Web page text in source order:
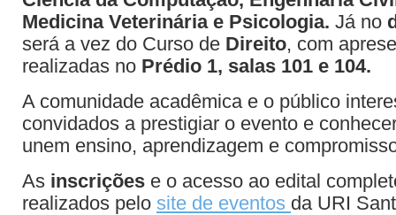
Medicina Veterinária e Psicologia. Já no
será a vez do Curso de Direito, com
realizadas no Prédio 1, salas 101 e 104.
A comunidade acadêmica e o público
convidados a prestigiar o evento e
unem ensino, aprendizagem e
As inscrições e o acesso ao edital
realizados pelo site de eventos da URI